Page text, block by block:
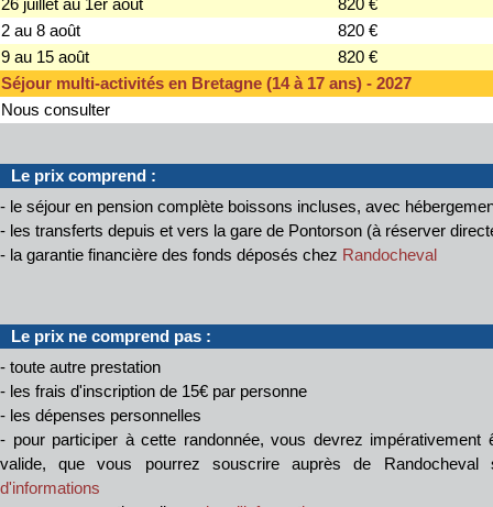
26 juillet au 1er août
820 €
2 au 8 août
820 €
9 au 15 août
820 €
Séjour multi-activités en Bretagne (14 à 17 ans) - 2027
Nous consulter
Le prix comprend :
- le séjour en pension complète boissons incluses, avec
- les transferts depuis et vers la gare de Pontorson (à réserver
- la garantie financière des fonds déposés chez Randocheval
Le prix ne comprend pas :
- toute autre prestation
- les frais d'inscription de 15€ par personne
- les dépenses personnelles
- pour participer à cette randonnée, vous devrez impérativement
valide, que vous pourrez souscrire auprès de
d'informations